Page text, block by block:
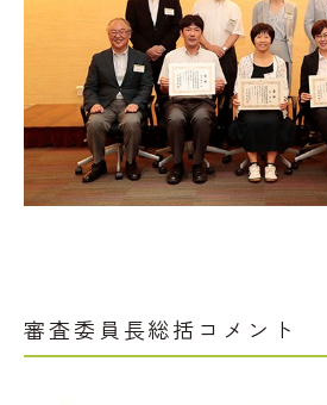
審査委員長総括コメント